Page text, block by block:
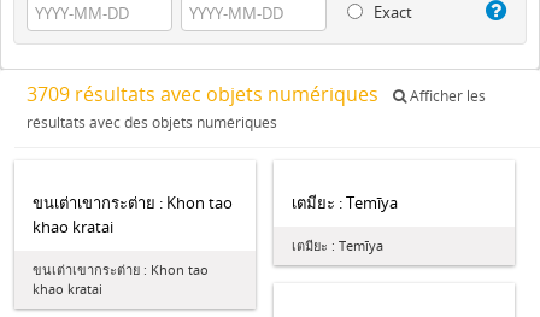
Exact
3709 résultats avec objets numériques
Afficher les
résultats avec des objets numériques
ขนเต่าเขากระต่าย : Khon tao
khao kratai
ขนเต่าเขากระต่าย : Khon tao
khao kratai
เตมียะ : Temīya
เตมียะ : Temīya